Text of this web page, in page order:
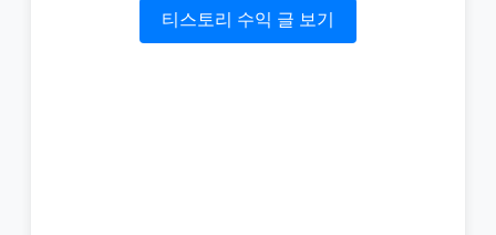
티스토리 수익 글 보기